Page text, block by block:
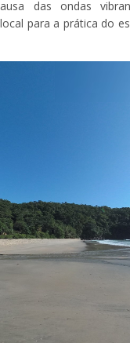
das ondas
para a prática do